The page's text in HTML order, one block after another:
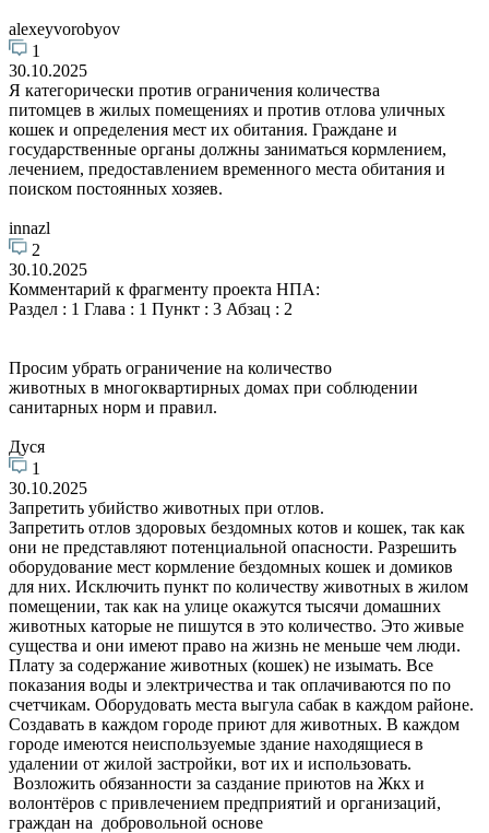
alexeyvorobyov
1
30.10.2025
Я категорически против ограничения количества
питомцев в жилых помещениях и против отлова уличных
кошек и определения мест их обитания. Граждане и
государственные органы должны заниматься кормлением,
лечением, предоставлением временного места обитания и
поиском постоянных хозяев.
innazl
2
30.10.2025
Комментарий к фрагменту проекта НПА:
Раздел : 1 Глава : 1 Пункт : 3 Абзац : 2
Просим убрать ограничение на количество
животных в многоквартирных домах при соблюдении
санитарных норм и правил.
Дуся
1
30.10.2025
Запретить убийство животных при отлов.
Запретить отлов здоровых бездомных котов и кошек, так как
они не представляют потенциальной опасности. Разрешить
оборудование мест кормление бездомных кошек и домиков
для них. Исключить пункт по количеству животных в жилом
помещении, так как на улице окажутся тысячи домашних
животных каторые не пишутся в это количество. Это живые
существа и они имеют право на жизнь не меньше чем люди.
Плату за содержание животных (кошек) не изымать. Все
показания воды и электричества и так оплачиваются по по
счетчикам. Оборудовать места выгула сабак в каждом районе.
Создавать в каждом городе приют для животных. В каждом
городе имеются неиспользуемые здание находящиеся в
удалении от жилой застройки, вот их и использовать.
Возложить обязанности за саздание приютов на Жкх и
волонтёров с привлечением предприятий и организаций,
граждан на добровольной основе